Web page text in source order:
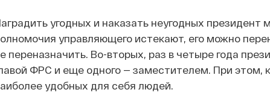
угодных и наказать неугодных
управляющего истекают, его можно
переназначить. Во-вторых, раз в четыре года
ФРС и еще одного — заместителем. При этом,
удобных для себя людей.